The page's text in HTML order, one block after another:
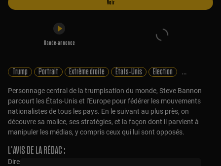
Voir
Bande-annonce
Trump Portrait Extrême droite États-Unis Election Religion
Personnage central de la trumpisation du monde, Steve Bannon
parcourt les États-Unis et l'Europe pour fédérer les mouvements
nationalistes de tous les pays. En le suivant au plus près, on
découvre sa malice, ses stratégies, et la façon dont il parvient à
manipuler les médias, y compris ceux qui lui sont opposés.
L'AVIS DE LA RÉDAC :
Dire que Steve Bannon est un “compagnon de route” de